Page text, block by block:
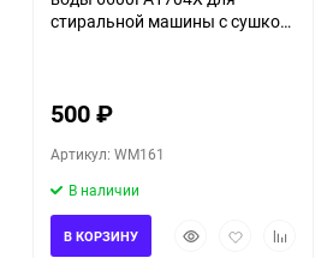
стиральной машины с сушкой
500₽
Артикул: WM161
В наличии
БыстрыйДобавитьДобавить
В КОРЗИНУ